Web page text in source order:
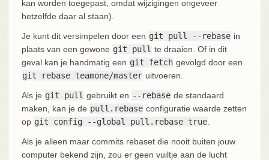
kan worden toegepast, omdat wijzigingen ongeveer
hetzelfde daar al staan).
Je kunt dit versimpelen door een git pull --rebase in
plaats van een gewone git pull te draaien. Of in dit
geval kan je handmatig een git fetch gevolgd door een
git rebase teamone/master uitvoeren.
Als je git pull gebruikt en --rebase de standaard
maken, kan je de pull.rebase configuratie waarde zetten
op git config --global pull.rebase true
Als je alleen maar commits rebaset die nooit buiten jouw
computer bekend zijn, zou er geen vuiltje aan de lucht